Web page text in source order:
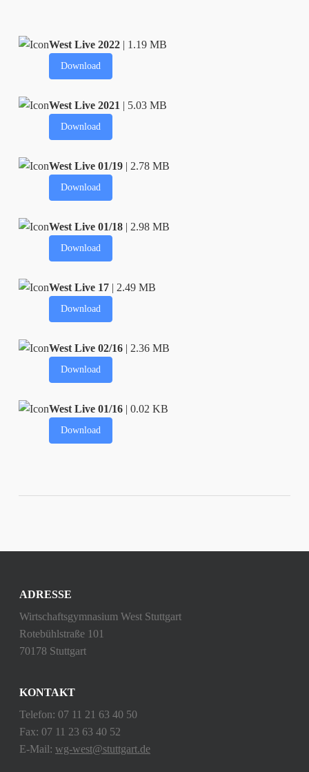
West Live 2022| 1.19 MB
Download
West Live 2021 | 5.03 MB
Download
West Live 01/19| 2.78 MB
Download
West Live 01/18| 2.98 MB
Download
West Live 17| 2.49 MB
Download
West Live 02/16| 2.36 MB
Download
West Live 01/16| 0.02 KB
Download
ADRESSE
Wirtschaftsgymnasium West Stuttgart
Rotebühlstraße 101
70178 Stuttgart
KONTAKT
Telefon: 07 11 21 63 40 50
Fax: 07 11 23 63 40 52
E-Mail: wg-west@stuttgart.de